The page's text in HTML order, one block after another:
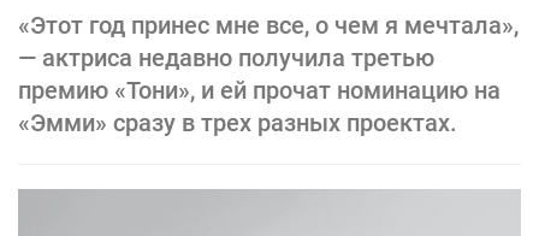
«Этот год принес мне все, о чем я мечтала»,
— актриса недавно получила третью
премию «Тони», и ей прочат номинацию на
«Эмми» сразу в трех разных проектах.